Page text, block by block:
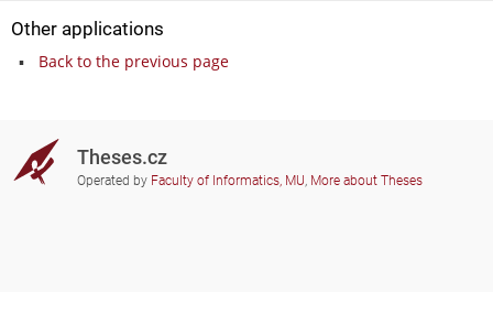
Other applications
Back to the previous page
Theses.cz
Operated by Faculty of Informatics, MU, More about Theses